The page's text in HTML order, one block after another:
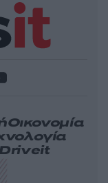
Οικονομία
Driveit